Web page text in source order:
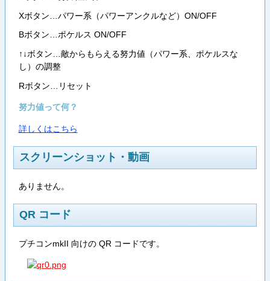
Xボタン…パワー系（パワーアンクルなど）ON/OFF
Bボタン…ポケルス ON/OFF
↑↓ボタン…敵からもらえる努力値（パワー系、ポケルスな
し）の調整
Rボタン…リセット
努力値って何？
詳しくはこちら
スクリーンショット・動画
ありません。
QR コード
プチコンmkII 向けの QR コードです。